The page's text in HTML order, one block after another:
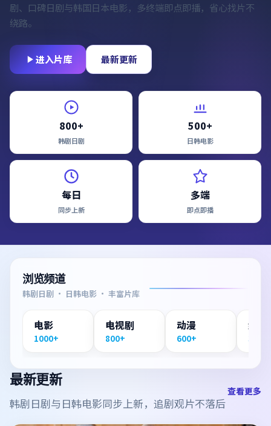
剧、口碑日剧与韩国日本电影，多终端即点即播，省心找片不
绕路。
进入片库 最新更新
800+
韩剧日剧
500+
日韩电影
每日
同步上新
多端
即点即播
浏览频道
韩剧日剧 · 日韩电影 · 丰富片库
电影
1000+
电视剧
800+
动漫
600+
纪录
300+
最新更新
韩剧日剧与日韩电影同步上新，追剧观片不落后
查看更多